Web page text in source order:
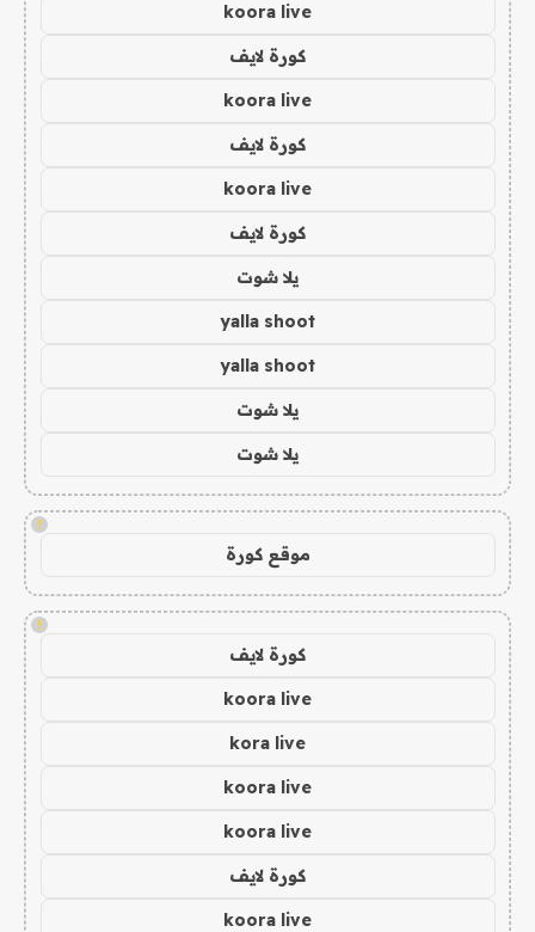
koora live
كورة لايف
koora live
كورة لايف
koora live
كورة لايف
يلا شوت
yalla shoot
yalla shoot
يلا شوت
يلا شوت
!
موقع كورة
!
كورة لايف
koora live
kora live
koora live
koora live
كورة لايف
koora live